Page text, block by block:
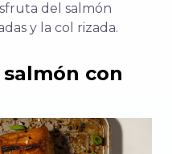
del salmón
y la col rizada.
con